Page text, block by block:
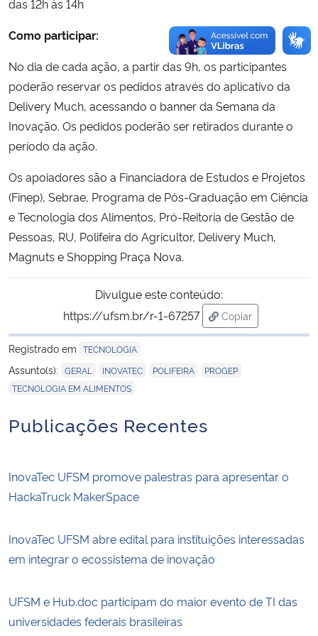
das 12h às 14h
Como participar:
No dia de cada ação, a partir das 9h, os participantes
poderão reservar os pedidos através do aplicativo da
Delivery Much, acessando o banner da Semana da
Inovação. Os pedidos poderão ser retirados durante o
período da ação.
Os apoiadores são a Financiadora de Estudos e Projetos
(Finep), Sebrae, Programa de Pós-Graduação em Ciência
e Tecnologia dos Alimentos, Pró-Reitoria de Gestão de
Pessoas, RU, Polifeira do Agricultor, Delivery Much,
Magnuts e Shopping Praça Nova.
Divulgue este conteúdo:
https://ufsm.br/r-1-67257
Copiar
para área de
Registrado em TECNOLOGIA
Assunto(s): GERAL INOVATEC POLIFEIRA PROGEP
TECNOLOGIA EM ALIMENTOS
Publicações Recentes
InovaTec UFSM promove palestras para apresentar o
HackaTruck MakerSpace
InovaTec UFSM abre edital para instituições interessadas
em integrar o ecossistema de inovação
UFSM e Hub.doc participam do maior evento de TI das
universidades federais brasileiras